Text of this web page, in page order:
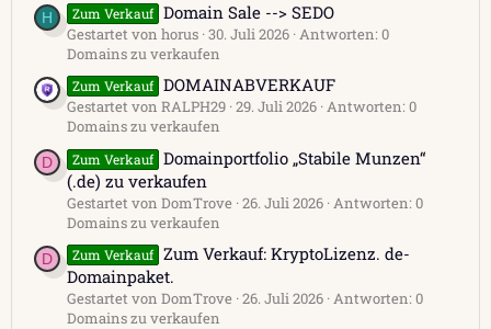
H Zum Verkauf Domain Sale --> SEDO
Gestartet von horus 30. Juli 2026 Antworten: 0
Domains zu verkaufen
Zum Verkauf DOMAINABVERKAUF
Gestartet von RALPH29 29. Juli 2026 Antworten: 0
Domains zu verkaufen
D Zum Verkauf Domainportfolio „Stabile Munzen“
(.de) zu verkaufen
Gestartet von DomTrove 26. Juli 2026 Antworten: 0
Domains zu verkaufen
D Zum Verkauf Zum Verkauf: KryptoLizenz. de-
Domainpaket.
Gestartet von DomTrove 26. Juli 2026 Antworten: 0
Domains zu verkaufen